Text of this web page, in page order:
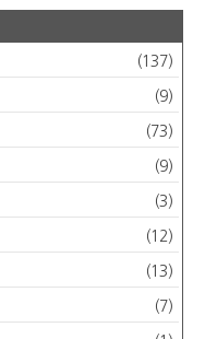
(137)
(9)
(73)
(9)
(3)
(12)
(13)
(7)